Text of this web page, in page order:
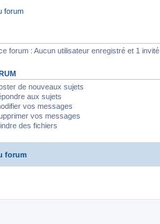
forum
forum : Aucun utilisateur enregistré et 1 invité
de nouveaux sujets
aux sujets
vos messages
vos messages
des fichiers
forum